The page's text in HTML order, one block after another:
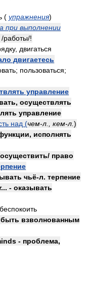
( упражнения)
при выполнении
/работы/!
двигаться
двигаетесь
пользоваться;
управление
осуществлять
управление
над (чем-л., кем-л. )
исполнять
право
чьё-л. терпение
- оказывать
взволнованным
- проблема,